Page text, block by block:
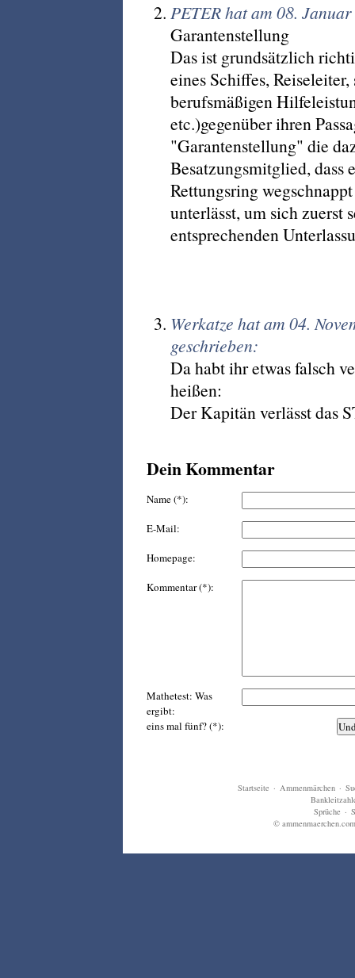
PETER hat am 08.
Garantenstellung
Das ist grundsätzlich
eines Schiffes,
berufsmäßigen
etc.)gegenüber ihren
"Garantenstellung" die
Besatzungsmitglied, dass
Rettungsring
unterlässt, um sich zuerst
entsprechenden
Werkatze hat am 04.
geschrieben:
Da habt ihr etwas falsch
heißen:
Der Kapitän verlässt das
Dein Kommentar
Name (*):
E-Mail:
Homepage:
Kommentar (*):
Mathetest: Was
ergibt:
eins mal fünf? (*):
Startseite · Ammenmärchen ·
Sprüche ·
©